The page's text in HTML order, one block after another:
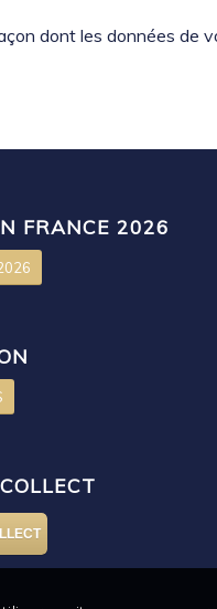
dont les données de
FRANCE 2026